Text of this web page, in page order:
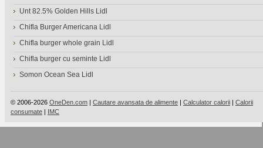
Unt 82.5% Golden Hills Lidl
Chifla Burger Americana Lidl
Chifla burger whole grain Lidl
Chifla burger cu seminte Lidl
Somon Ocean Sea Lidl
© 2006-2026 OneDen.com | Cautare avansata de alimente | Calculator calorii | Calorii
consumate | IMC